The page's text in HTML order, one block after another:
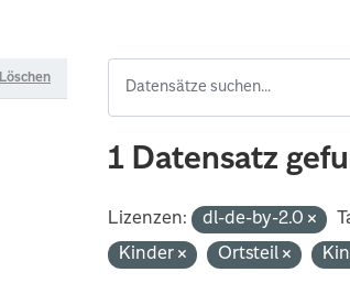
Löschen
1 Datensatz
Lizenzen: dl-de-by-2.0
Kinder
Ortsteil